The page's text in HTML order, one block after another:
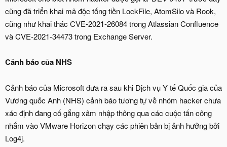
cũng đã triển khai mã độc tống tiền LockFile, AtomSilo và Rook,
cũng như khai thác CVE-2021-26084 trong Atlassian Confluence
và CVE-2021-34473 trong Exchange Server.
Cảnh báo của NHS
Cảnh báo của Microsoft đưa ra sau khi Dịch vụ Y tế Quốc gia của
Vương quốc Anh (NHS) cảnh báo tương tự về nhóm hacker chưa
xác định đang cố gắng xâm nhập thông qua các cuộc tấn công
nhắm vào VMware Horizon chạy các phiên bản bị ảnh hưởng bởi
Log4j.